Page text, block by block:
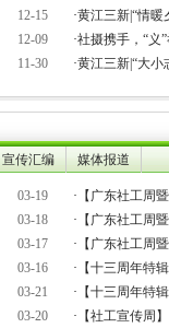
12-15
12-09
11-30
·黄江三新|“情
·社摄携手，“
·黄江三新|“大小
宣传汇编 媒体报道
03-19
03-18
03-17
03-16
03-21
03-20
· 【广东社工周
· 【广东社工周
· 【广东社工周
· 【十三周年特
· 【十三周年特
· 【社工宣传周